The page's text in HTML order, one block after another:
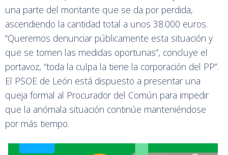
una parte del montante que se da por perdida,
ascendiendo la cantidad total a unos 38.000 euros.
“Queremos denunciar públicamente esta situación y
que se tomen las medidas oportunas”, concluye el
portavoz, “toda la culpa la tiene la corporación del PP”.
El PSOE de León está dispuesto a presentar una
queja formal al Procurador del Común para impedir
que la anómala situación continúe manteniéndose
por más tiempo.